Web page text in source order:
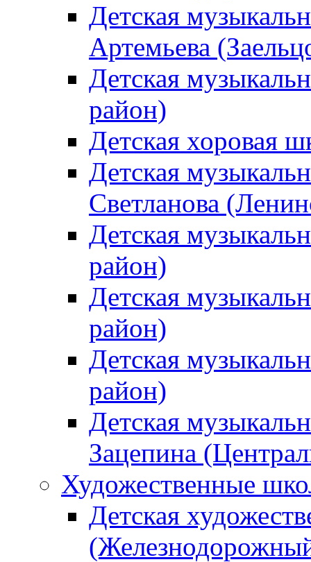
Детская
Артемьева
Детская
район)
Детская хоровая
Детская
Светланова
Детская
район)
Детская
район)
Детская
район)
Детская
Зацепина
Художественные
Детская